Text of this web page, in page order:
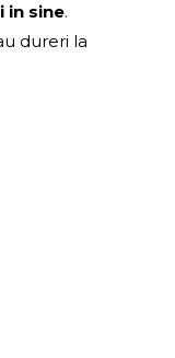
in sine.
dureri la